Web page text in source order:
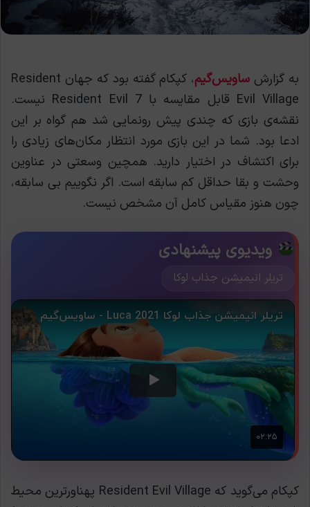
به گزارش ساویس‌گیم
، کپکام گفته بود که جهان Resident
Evil Village قابل مقایسه با Resident Evil 7 نیست.
نقشه‌ی بازی که چندی پیش رونمایی شد هم گواه بر این
ادعا بود. شما در این بازی مورد انتظار مکان‌های زیادی را
برای اکتشاف در اختیار دارید. همچین وسعتی در عناوین
وحشت و بقا حداقل کم سابقه است. اگر نگوییم بی سابقه،
چون هنوز مقیاس کامل آن مشخص نیست.
ویدیوی پیشنهادی
تریلر انیمیشن جذاب لوکا
کپکام می‌گوید که Resident Evil Village پهناورترین محیط